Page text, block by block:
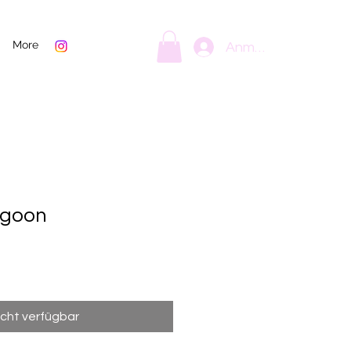
More Anmelden
verfügbar